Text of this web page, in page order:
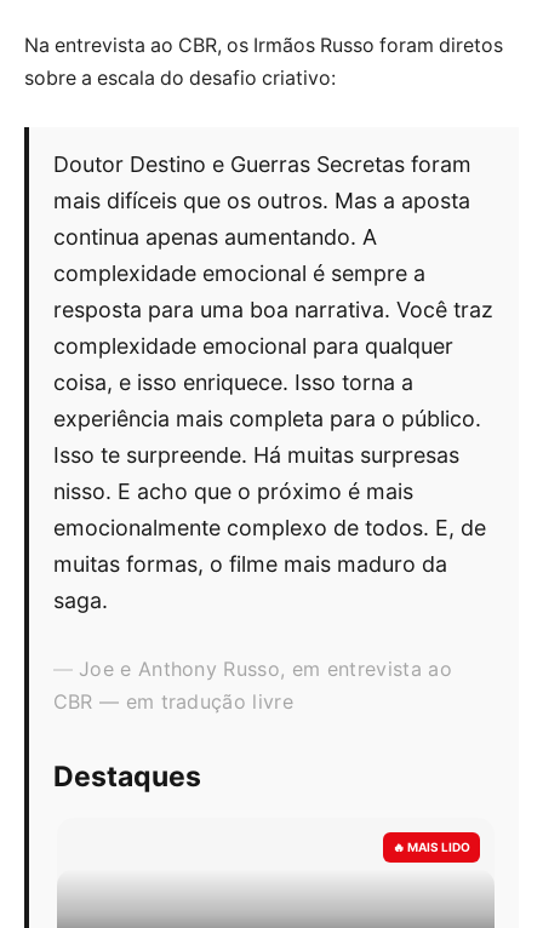
Na entrevista ao CBR, os Irmãos Russo foram diretos
sobre a escala do desafio criativo:
Doutor Destino e Guerras Secretas foram
mais difíceis que os outros. Mas a aposta
continua apenas aumentando. A
complexidade emocional é sempre a
resposta para uma boa narrativa. Você traz
complexidade emocional para qualquer
coisa, e isso enriquece. Isso torna a
experiência mais completa para o público.
Isso te surpreende. Há muitas surpresas
nisso. E acho que o próximo é mais
emocionalmente complexo de todos. E, de
muitas formas, o filme mais maduro da
saga.
Joe e Anthony Russo, em entrevista ao
CBR — em tradução livre
Destaques